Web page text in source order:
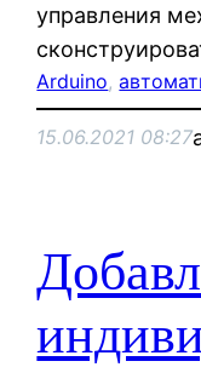
управления
Arduino,
15.06.2021 08:27